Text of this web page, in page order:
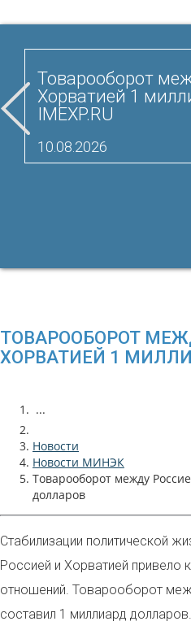
Товарооборот
Хорватией 1
IMEXP.RU
10.08.2026
ТОВАРООБОРОТ
ХОРВАТИЕЙ 1
...
Новости
Новости МИНЭК
Товарооборот между
долларов
Стабилизации политической
Россией и Хорватией привело
отношений. Товарооборот
составил 1 миллиард